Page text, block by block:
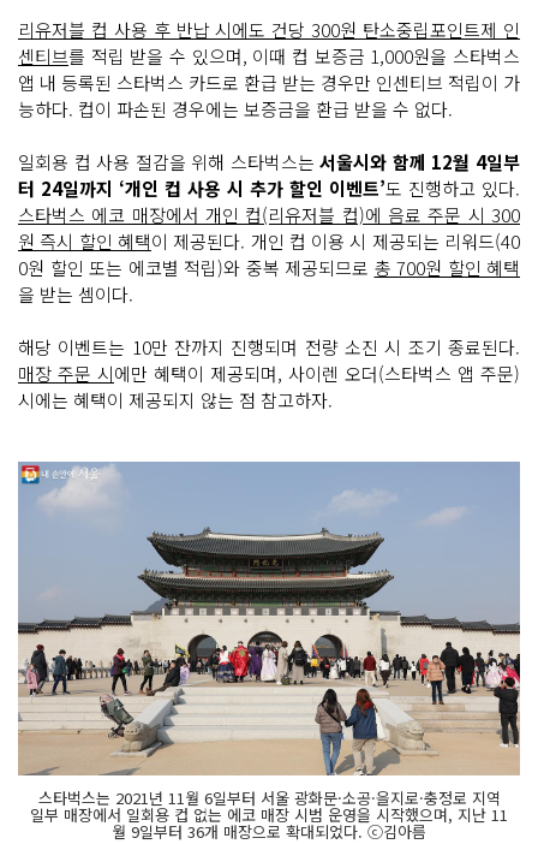
리유저블 컵 사용 후 반납 시에도 건당 300원 탄소중립포인트제 인
센티브를 적립 받을 수 있으며, 이때 컵 보증금 1,000원을 스타벅스
앱 내 등록된 스타벅스 카드로 환급 받는 경우만 인센티브 적립이 가
능하다. 컵이 파손된 경우에는 보증금을 환급 받을 수 없다.
일회용 컵 사용 절감을 위해 스타벅스는서울시와 함께 12월 4일부
터 24일까지 ‘개인 컵 사용 시 추가 할인 이벤트’도 진행하고 있다.
스타벅스 에코 매장에서 개인 컵(리유저블 컵)에 음료 주문 시 300
원 즉시 할인 혜택이 제공된다. 개인 컵 이용 시 제공되는 리워드(40
0원 할인 또는 에코별 적립)와 중복 제공되므로 총 700원 할인 혜택
을 받는 셈이다.
해당 이벤트는 10만 잔까지 진행되며 전량 소진 시 조기 종료된다.
매장 주문 시에만 혜택이 제공되며, 사이렌 오더(스타벅스 앱 주문)
시에는 혜택이 제공되지 않는 점 참고하자.
스타벅스는 2021년 11월 6일부터 서울 광화문·소공·을지로·충정로 지역
일부 매장에서 일회용 컵 없는 에코 매장 시범 운영을 시작했으며, 지난 11
월 9일부터 36개 매장으로 확대되었다. ⓒ김아름